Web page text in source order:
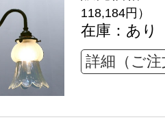
118,184円）
在庫：あり
詳細（ご